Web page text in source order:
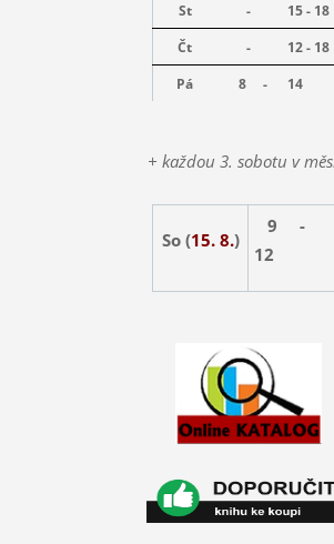
St
-
15 - 18
Čt
-
12 - 18
Pá
8 - 14
+ každou 3. sobotu v
So (15. 8.)
9 -
12